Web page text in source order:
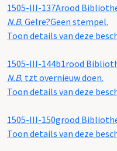
1505-III-137Arood
N.B. Gelre?Geen stempel.
Toon details van deze
1505-III-144b1rood
N.B. tzt overnieuw doen.
Toon details van deze
1505-III-150grood
Toon details van deze